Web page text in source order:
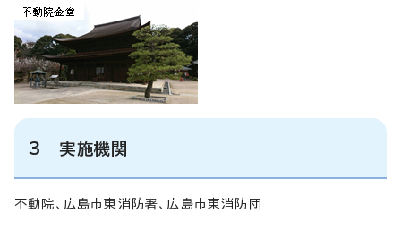
3 実施機関
不動院、広島市東消防署、広島市東消防団